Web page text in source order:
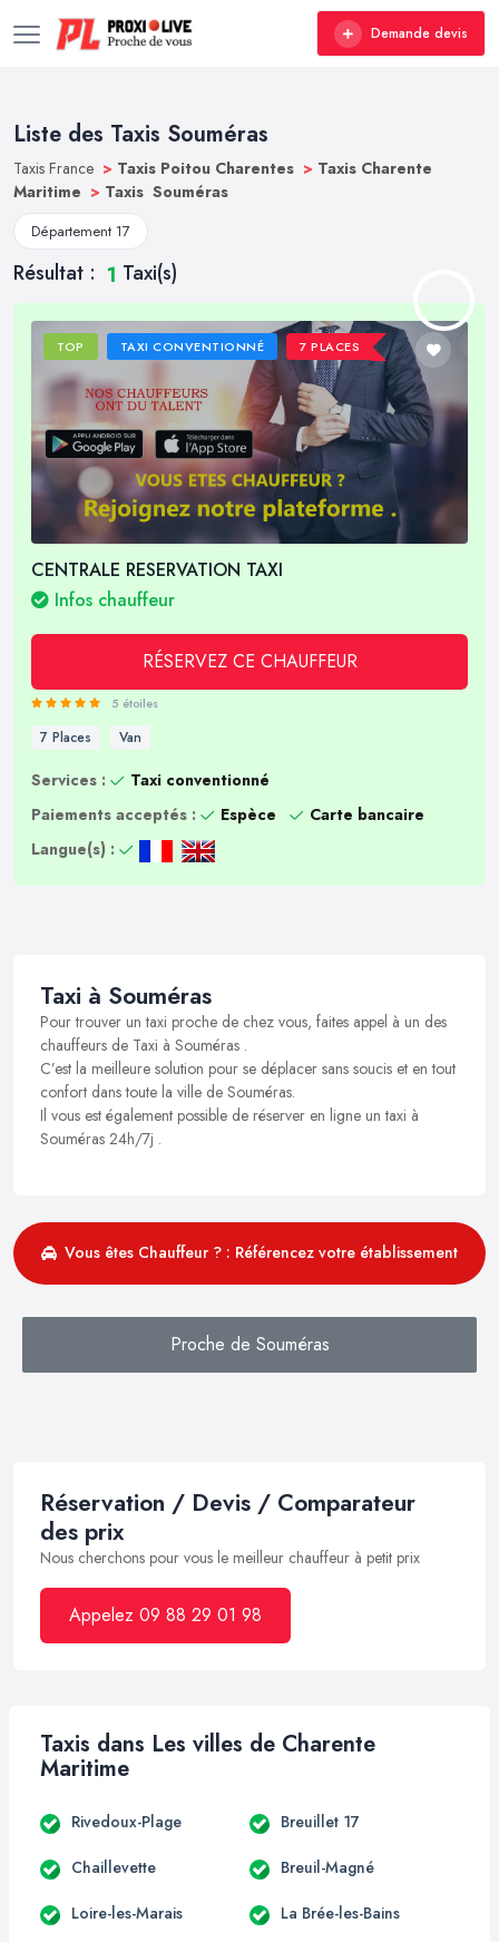
Demande devis
Liste des Taxis Souméras
Taxis France > Taxis Poitou Charentes > Taxis Charente
Maritime > Taxis Souméras
Département 17
Résultat : 1 Taxi(s)
TOP TAXI CONVENTIONNÉ 7 PLACES
CENTRALE RESERVATION TAXI
Infos chauffeur
RÉSERVEZ CE CHAUFFEUR
5 étoiles
7 Places Van
Services :
Taxi conventionné
Paiements acceptés :
Espèce
Carte bancaire
Langue(s) :
Taxi à Souméras
Pour trouver un taxi proche de chez vous, faites appel à un des
chauffeurs de Taxi à Souméras .
C’est la meilleure solution pour se déplacer sans soucis et en tout
confort dans toute la ville de Souméras.
Il vous est également possible de réserver en ligne un taxi à
Souméras 24h/7j .
Vous êtes Chauffeur ? : Référencez votre établissement
Proche de Souméras
Réservation / Devis / Comparateur
des prix
Nous cherchons pour vous le meilleur chauffeur à petit prix
Appelez 09 88 29 01 98
Taxis dans Les villes de Charente
Maritime
Rivedoux-Plage Breuillet 17
Chaillevette Breuil-Magné
Loire-les-Marais La Brée-les-Bains